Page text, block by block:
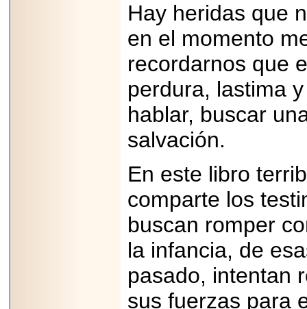
Hay heridas que
en el momento
recordarnos que
perdura, lastima
hablar, buscar
salvación.
En este libro
comparte los
buscan romper
la infancia, de
pasado, intentan
sus fuerzas para